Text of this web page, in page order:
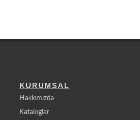
KURUMSAL
Hakkımızda
Kataloglar